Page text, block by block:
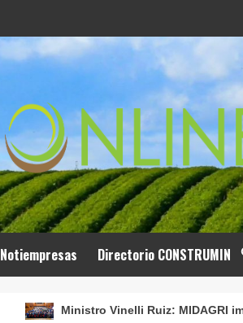
Notiempresas Directorio CONSTRUMIN
Ministro Vinelli Ruiz: MIDAGRI impulsará